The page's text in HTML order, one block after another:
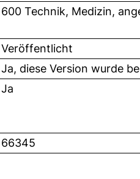
600 Technik, Medizin,
Veröffentlicht
Ja, diese Version wurde
Ja
66345